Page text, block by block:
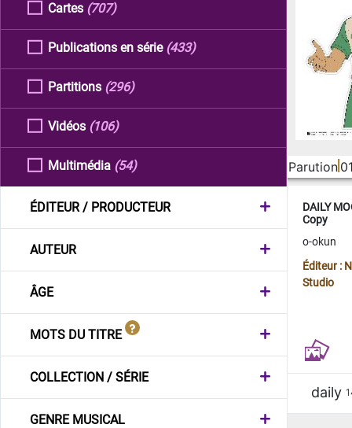
Cartes (707)
Publications en série (433)
Partitions (296)
Vidéos (106)
Multimédia (54)
ÉDITEUR / PRODUCTEUR
AUTEUR
ÂGE
MOTS DU TITRE
COLLECTION / SÉRIE
GENRE MUSICAL
Parution
DAILY
Copy
o-okun
Éditeur :
Studio
daily